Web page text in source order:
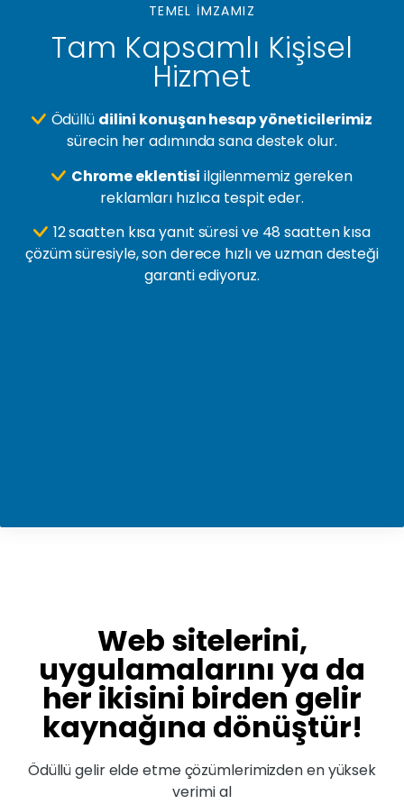
TEMEL İMZAMIZ
Tam Kapsamlı Kişisel
Hizmet
Ödüllü dilini konuşan hesap yöneticilerimiz
sürecin her adımında sana destek olur.
Chrome eklentisi ilgilenmemiz gereken
reklamları hızlıca tespit eder.
12 saatten kısa yanıt süresi ve 48 saatten kısa
çözüm süresiyle, son derece hızlı ve uzman desteği
garanti ediyoruz.
Web sitelerini,
uygulamalarını ya da
her ikisini birden gelir
kaynağına dönüştür!
Ödüllü gelir elde etme çözümlerimizden en yüksek
verimi al